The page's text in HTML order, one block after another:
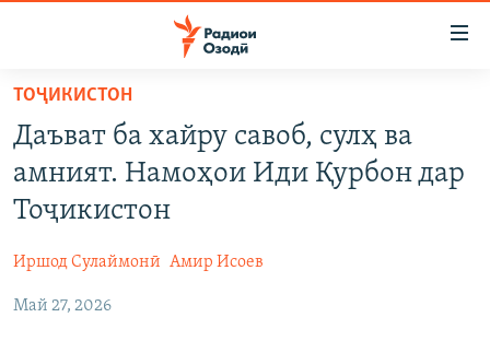
Ҷаҳиш
мояи
аслӣ
Ҷаҳиш
ба
феҳристи
аслӣ
Ҷаҳиш
ҚАЗИЯИ "КРОКУС"
ОСИЁИ МАРКАЗӢ
ГАПИ ОЗОД
РӮЗГОРИ МУҲОҶИР
ТАҲҚИҚОТ
ҶАНГ ДАР УКРАИНА
ТОҶИКИСТОН
Даъват ба хайру савоб, сулҳ ва
амният. Намоҳои Иди Қурбон дар
Тоҷикистон
Иршод Сулаймонӣ Амир Исоев
Май 27, 2026